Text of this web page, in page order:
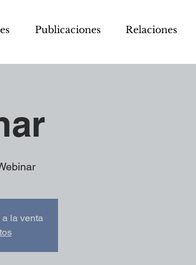
Publicaciones Relaciones
a la venta